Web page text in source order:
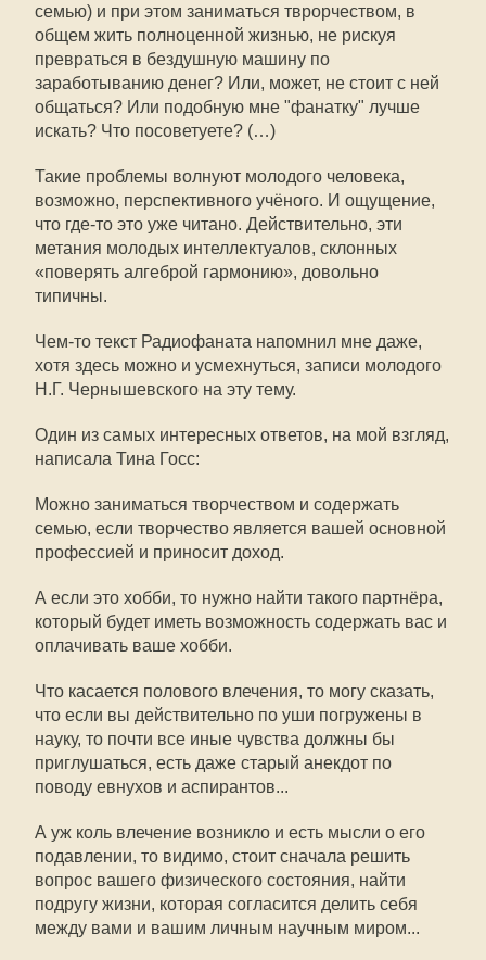
семью) и при этом заниматься тврорчеством, в
общем жить полноценной жизнью, не рискуя
превраться в бездушную машину по
заработыванию денег? Или, может, не стоит с ней
общаться? Или подобную мне "фанатку" лучше
искать? Что посоветуете? (…)
Такие проблемы волнуют молодого человека,
возможно, перспективного учёного. И ощущение,
что где-то это уже читано. Действительно, эти
метания молодых интеллектуалов, склонных
«поверять алгеброй гармонию», довольно
типичны.
Чем-то текст Радиофаната напомнил мне даже,
хотя здесь можно и усмехнуться, записи молодого
Н.Г. Чернышевского на эту тему.
Один из самых интересных ответов, на мой взгляд,
написала Тина Госс:
Можно заниматься творчеством и содержать
семью, если творчество является вашей основной
профессией и приносит доход.
А если это хобби, то нужно найти такого партнёра,
который будет иметь возможность содержать вас и
оплачивать ваше хобби.
Что касается полового влечения, то могу сказать,
что если вы действительно по уши погружены в
науку, то почти все иные чувства должны бы
приглушаться, есть даже старый анекдот по
поводу евнухов и аспирантов...
А уж коль влечение возникло и есть мысли о его
подавлении, то видимо, стоит сначала решить
вопрос вашего физического состояния, найти
подругу жизни, которая согласится делить себя
между вами и вашим личным научным миром...